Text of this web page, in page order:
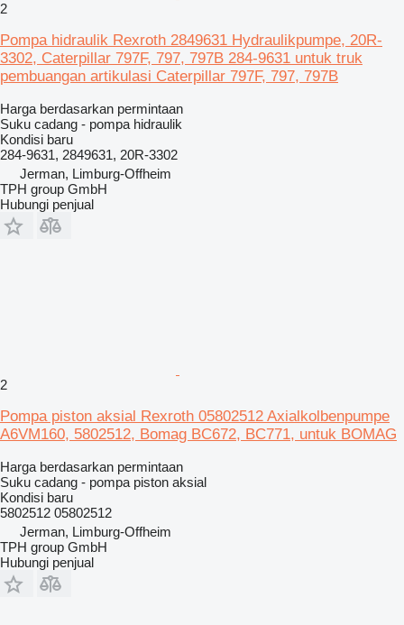
2
Pompa hidraulik Rexroth 2849631 Hydraulikpumpe, 20R-
3302, Caterpillar 797F, 797, 797B 284-9631 untuk truk
pembuangan artikulasi Caterpillar 797F, 797, 797B
Harga berdasarkan permintaan
Suku cadang - pompa hidraulik
Kondisi baru
284-9631, 2849631, 20R-3302
Jerman, Limburg-Offheim
TPH group GmbH
Hubungi penjual
2
Pompa piston aksial Rexroth 05802512 Axialkolbenpumpe
A6VM160, 5802512, Bomag BC672, BC771, untuk BOMAG
Harga berdasarkan permintaan
Suku cadang - pompa piston aksial
Kondisi baru
5802512 05802512
Jerman, Limburg-Offheim
TPH group GmbH
Hubungi penjual